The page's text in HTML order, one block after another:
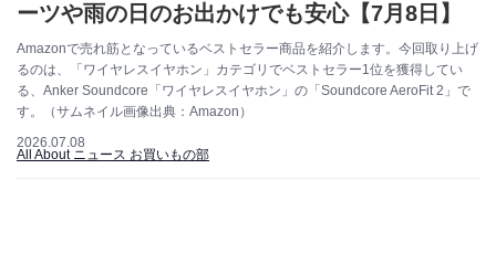
ーツや雨の日のお出かけでも安心【7月8日】
Amazonで売れ筋となっているベストセラー商品を紹介します。今回取り上げ
るのは、「ワイヤレスイヤホン」カテゴリでベストセラー1位を獲得してい
る、Anker Soundcore「ワイヤレスイヤホン」の「Soundcore AeroFit 2」で
す。（サムネイル画像出典：Amazon）
2026.07.08
All About ニュース お買いもの部